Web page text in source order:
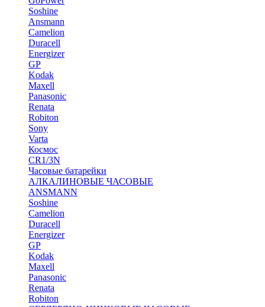
Soshine
Ansmann
Camelion
Duracell
Energizer
GP
Kodak
Maxell
Panasonic
Renata
Robiton
Sony
Varta
Космос
CR1/3N
Часовые батарейки
АЛКАЛИНОВЫЕ ЧАСОВЫЕ
ANSMANN
Soshine
Camelion
Duracell
Energizer
GP
Kodak
Maxell
Panasonic
Renata
Robiton